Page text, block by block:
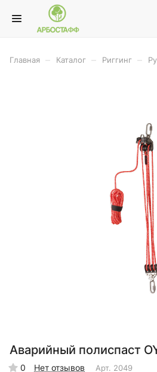
Главная Каталог Риггинг
Аварийный полиспаст
0 Нет отзывов Арт. 2049